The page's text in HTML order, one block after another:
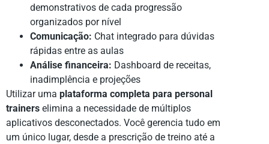
demonstrativos de cada progressão
organizados por nível
Comunicação: Chat integrado para dúvidas
rápidas entre as aulas
Análise financeira: Dashboard de receitas,
inadimplência e projeções
Utilizar uma plataforma completa para personal
trainers elimina a necessidade de múltiplos
aplicativos desconectados. Você gerencia tudo em
um único lugar, desde a prescrição de treino até a